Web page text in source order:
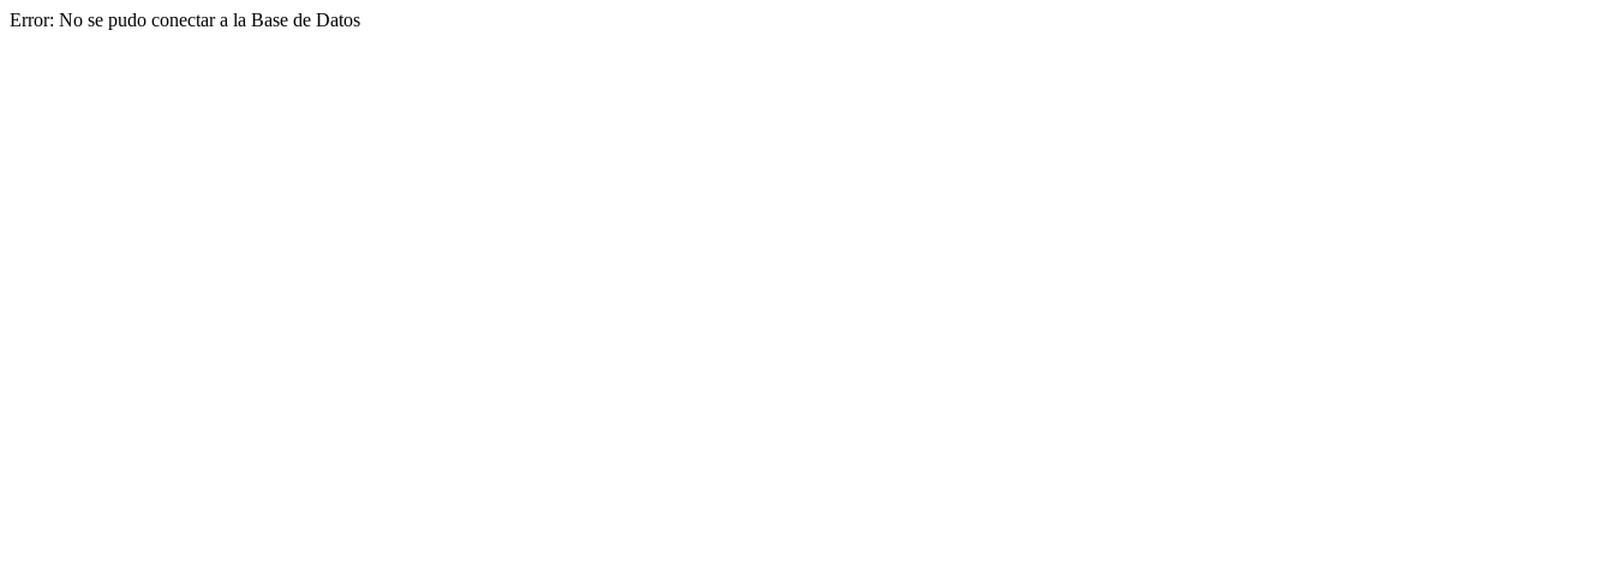
Error: No se pudo conectar a la Base de Datos